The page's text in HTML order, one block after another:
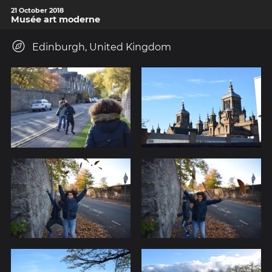
21 October 2018
Musée art moderne
Edinburgh, United Kingdom